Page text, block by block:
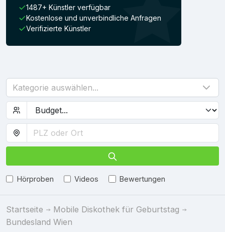
1487+ Künstler verfügbar
Kostenlose und unverbindliche Anfragen
Verifizierte Künstler
Kategorie auswählen...
Hörproben Videos Bewertungen
Startseite
Mobile Diskothek für Geburtstag
Bundesland Wien